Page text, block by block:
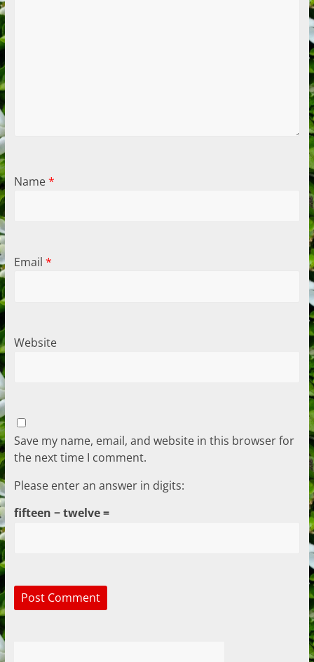
Name*
Email *
Website
Save my name, email, and website in this browser for
the next time I comment.
Please enter an answer in digits:
fifteen − twelve =